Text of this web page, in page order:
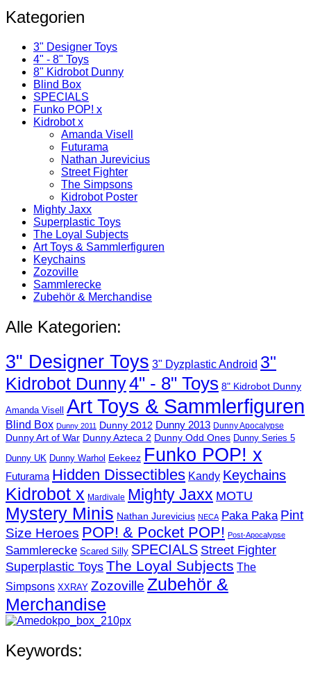
Kategorien
3" Designer Toys
4" - 8" Toys
8" Kidrobot Dunny
Blind Box
SPECIALS
Funko POP! x
Kidrobot x
Amanda Visell
Futurama
Nathan Jurevicius
Street Fighter
The Simpsons
Kidrobot Poster
Mighty Jaxx
Superplastic Toys
The Loyal Subjects
Art Toys & Sammlerfiguren
Keychains
Zozoville
Sammlerecke
Zubehör & Merchandise
Alle Kategorien:
3" Designer Toys 3" Dyzplastic Android 3"
Kidrobot Dunny4" - 8" Toys 8" Kidrobot Dunny
Amanda Visell Art Toys & Sammlerfiguren
Blind Box Dunny 2011 Dunny 2012 Dunny 2013 Dunny Apocalypse
Dunny Art of War Dunny Azteca 2 Dunny Odd Ones Dunny Series 5
Dunny UK Dunny Warhol Eekeez Funko POP! x
Futurama Hidden Dissectibles Kandy Keychains
Kidrobot x Mardivale Mighty Jaxx MOTU
Mystery Minis Nathan Jurevicius NECA Paka Paka Pint
Size Heroes POP! & Pocket POP! Post-Apocalypse
Sammlerecke Scared Silly SPECIALS Street Fighter
Superplastic ToysThe Loyal Subjects The
Simpsons XXRAY Zozoville Zubehör &
Merchandise
Keywords: